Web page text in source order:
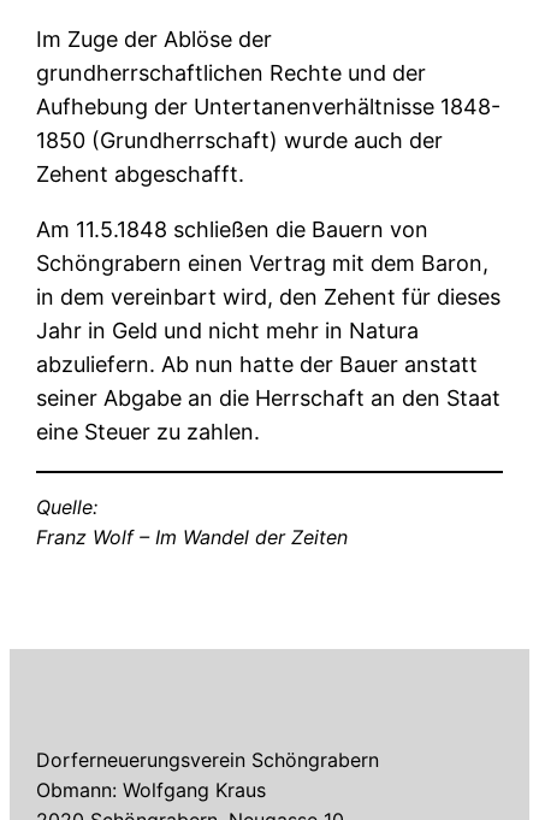
Im Zuge der Ablöse der
grundherrschaftlichen Rechte und der
Aufhebung der Untertanenverhältnisse 1848-
1850 (Grundherrschaft) wurde auch der
Zehent abgeschafft.
Am 11.5.1848 schließen die Bauern von
Schöngrabern einen Vertrag mit dem Baron,
in dem vereinbart wird, den Zehent für dieses
Jahr in Geld und nicht mehr in Natura
abzuliefern. Ab nun hatte der Bauer anstatt
seiner Abgabe an die Herrschaft an den Staat
eine Steuer zu zahlen.
Quelle:
Franz Wolf – Im Wandel der Zeiten
Dorferneuerungsverein Schöngrabern
Obmann: Wolfgang Kraus